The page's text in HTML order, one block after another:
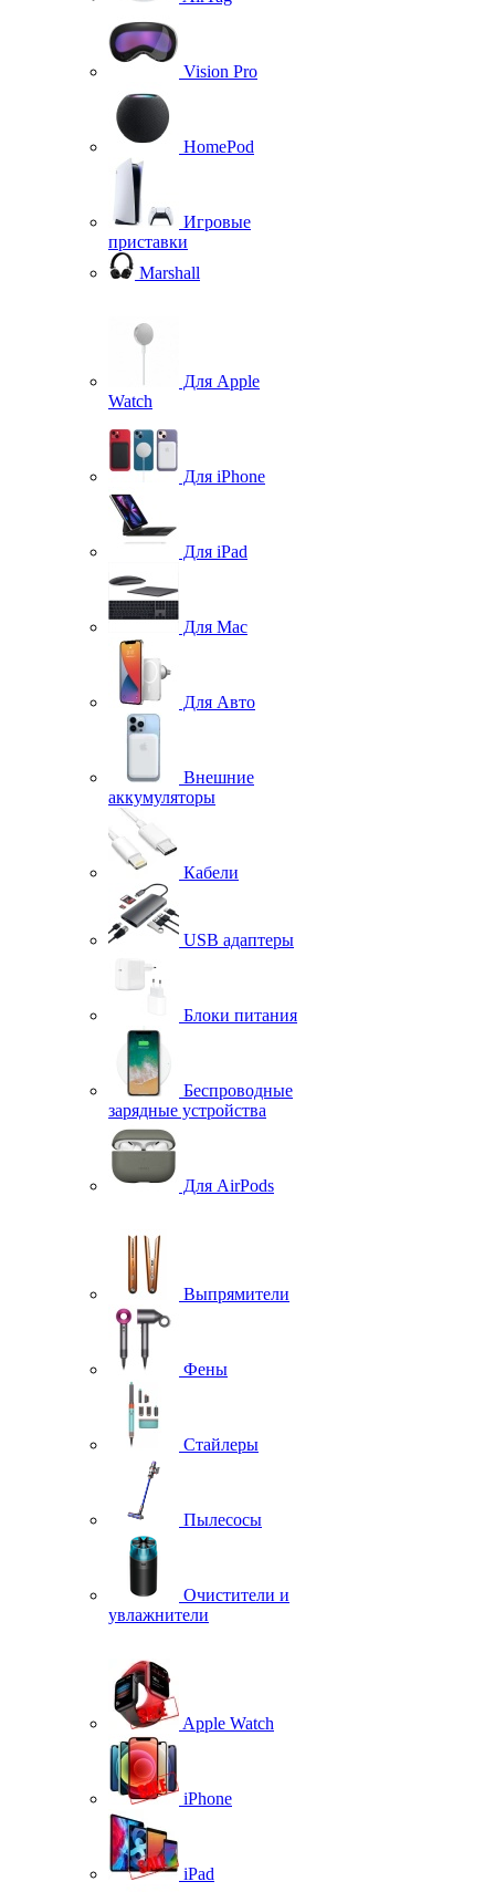
Vision Pro
HomePod
Игровые
приставки
Marshall
Для Apple
Watch
Для iPhone
Для iPad
Для Mac
Для Авто
Внешние
аккумуляторы
Кабели
USB адаптеры
Блоки питания
Беспроводные
зарядные устройства
Для AirPods
Выпрямители
Фены
Стайлеры
Пылесосы
Очистители и
увлажнители
Apple Watch
iPhone
iPad